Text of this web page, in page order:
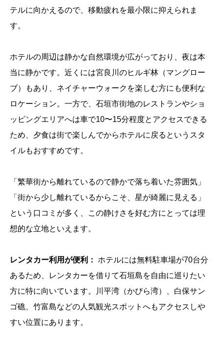
テルに向かえるので、移動疲れを最小限に抑えられま
す。
ホテルの周辺は静かな自然環境が広がっており、夜は本
当に静かです。近くには宮良川のヒルギ林（マングロー
ブ）もあり、ネイチャーウォークを楽しむ方にも便利な
ロケーション。一方で、石垣市街地のレストランやショ
ッピングエリアへは車で10〜15分程度とアクセスできる
ため、夕食は街で楽しんでからホテルに戻るというスタ
イルもおすすめです。
「繁華街から離れているので静かで落ち着いた雰囲気」
「街から少し離れているからこそ、星が綺麗に見える」
という口コミが多く、この静けさを好む方にとっては理
想的な立地といえます。
レンタカー利用が便利：
ホテルには無料駐車場が70台分
あるため、レンタカーを借りて石垣島を自由に巡りたい
方に特に向いています。川平湾（かびら湾）、白保サン
ゴ礁、竹富島などの人気観光スポットへもアクセスしや
すい位置にあります。